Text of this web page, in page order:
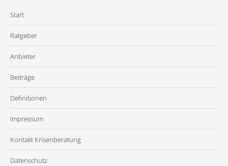
Start
Ratgeber
Anbieter
Beiträge
Definitionen
Impressum
Kontakt Krisenberatung
Datenschutz